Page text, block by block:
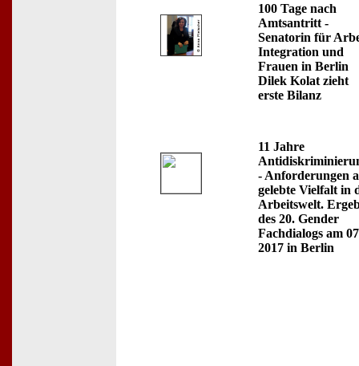
100 Tage nach
Amtsantritt -
Senatorin für
Integration und
Frauen in Berlin
Dilek Kolat zieht
erste Bilanz
11 Jahre
- Anforderungen
gelebte Vielfalt in
Arbeitswelt.
des 20. Gender
Fachdialogs am
2017 in Berlin